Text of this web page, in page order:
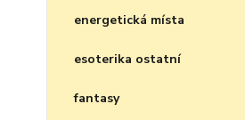
energetická místa
esoterika ostatní
fantasy